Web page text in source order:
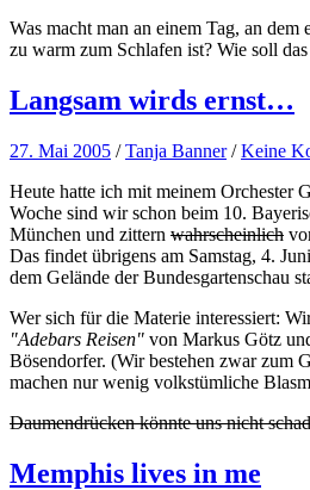
Was macht man an einem Tag, an dem
zu warm zum Schlafen ist? Wie soll
Langsam wirds ernst…
27. Mai 2005 /Tanja Banner /Keine
Heute hatte ich mit meinem Orchester
Woche sind wir schon beim 10.
München und zittern wahrscheinlich
Das findet übrigens am Samstag, 4.
dem Gelände der Bundesgartenschau
Wer sich für die Materie interessiert:
"Adebars Reisen" von Markus Götz
Bösendorfer. (Wir bestehen zwar zum
machen nur wenig volkstümliche
Daumendrücken könnte uns nicht
Memphis lives in me